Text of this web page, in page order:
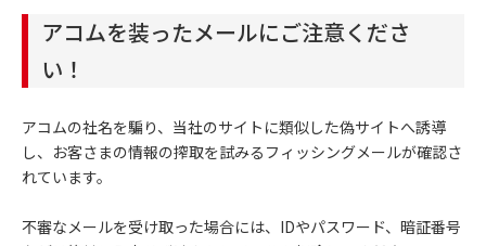
アコムを装ったメールにご注意くださ
い！
アコムの社名を騙り、当社のサイトに類似した偽サイトへ誘導
し、お客さまの情報の搾取を試みるフィッシングメールが確認さ
れています。
不審なメールを受け取った場合には、IDやパスワード、暗証番号